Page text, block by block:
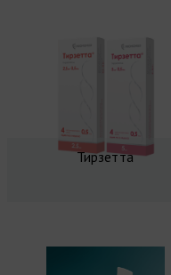
Тирзетта